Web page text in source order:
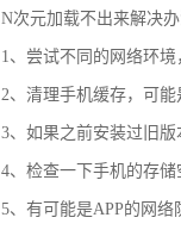
N次元加载不出来解决办
1、尝试不同的网络环
2、清理手机缓存，可能
3、如果之前安装过旧版
4、检查一下手机的存储
5、有可能是APP的网络